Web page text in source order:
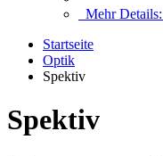
Mehr Details:
Startseite
Optik
Spektiv
Spektiv